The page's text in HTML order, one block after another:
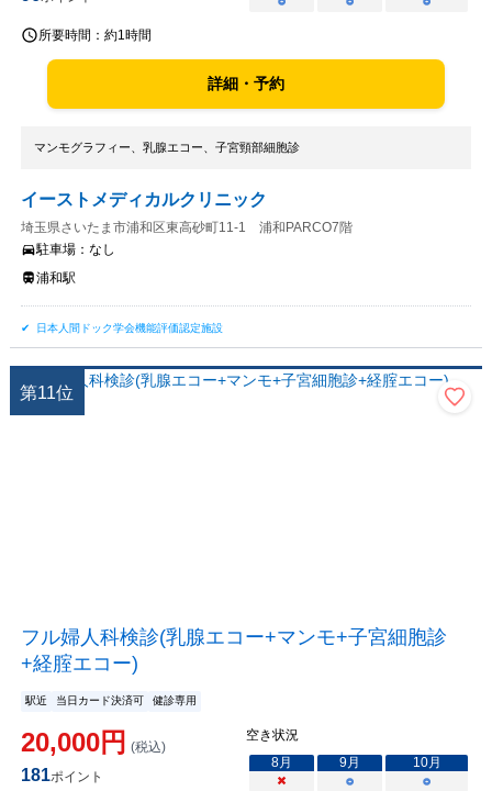
所要時間： 約1時間
詳細・予約
マンモグラフィー、乳腺エコー、子宮頸部細胞診
イーストメディカルクリニック
埼玉県さいたま市浦和区東高砂町11-1 浦和PARCO7階
駐車場： なし
浦和駅
日本人間ドック学会機能評価認定施設
第11位
フル婦人科検診(乳腺エコー+マンモ+子宮細胞診
+経腟エコー)
駅近 当日カード決済可 健診専用
20,000円 (税込)
181ポイント
空き状況
8月 9月 10月
×
○ ○